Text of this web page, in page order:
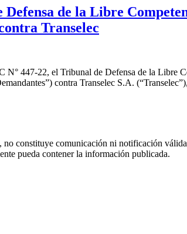
Defensa de la Libre
Transelec
N° 447-22, el Tribunal de Defensa de la Libre
contra Transelec S.A.
constituye comunicación ni notificación
pueda contener la información publicada.